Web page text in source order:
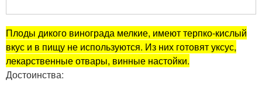
Плоды дикого винограда мелкие, имеют терпко-кислый
вкус и в пищу не используются. Из них готовят уксус,
лекарственные отвары, винные настойки.
Достоинства: